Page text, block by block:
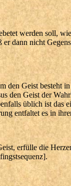
werden soll,
er dann nicht
den Geist besteht
den Geist der
üblich ist das
entfaltet es in
erfülle die